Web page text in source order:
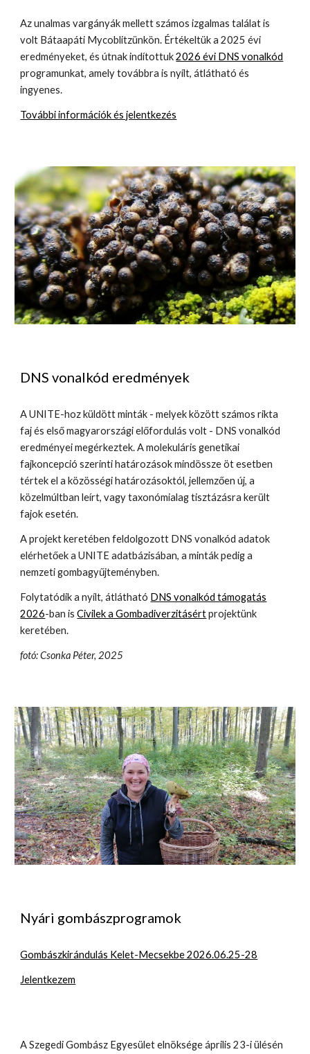
Az unalmas vargányák mellett számos izgalmas találat is
volt Bátaapáti Mycoblitzünkön. Értékeltük a 2025 évi
eredményeket, és útnak indítottuk2026 évi DNS vonalkód
programunkat, amely továbbra is nyílt, átlátható és
ingyenes.
További információk és jelentkezés
DNS vonalkód eredmények
A UNITE-hoz küldött minták - melyek között számos rikta
faj és első magyarországi előfordulás volt - DNS vonalkód
eredményei megérkeztek. A molekuláris genetikai
fajkoncepció szerinti határozások mindössze öt esetben
tértek el a közösségi határozásoktól, jellemzően új, a
közelmúltban leírt, vagy taxonómialag tisztázásra került
fajok esetén.
A projekt keretében feldolgozott DNS vonalkód adatok
elérhetőek a UNITE adatbázisában, a minták pedig a
nemzeti gombagyűjteményben.
Folytatódik a nyílt, átlátható DNS vonalkód támogatás
2026-ban isCivilek a Gombadiverzitásértprojektünk
keretében.
fotó: Csonka Péter, 2025
Nyári gombászprogramok
Gombászkirándulás Kelet-Mecsekbe 2026.06.25-28
Jelentkezem
A Szegedi Gombász Egyesület elnöksége április 23-i ülésén